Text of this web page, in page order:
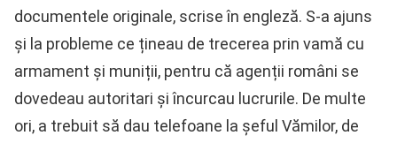
documentele originale, scrise în engleză. S-a ajuns
și la probleme ce țineau de trecerea prin vamă cu
armament și muniții, pentru că agenții români se
dovedeau autoritari și încurcau lucrurile. De multe
ori, a trebuit să dau telefoane la șeful Vămilor, de